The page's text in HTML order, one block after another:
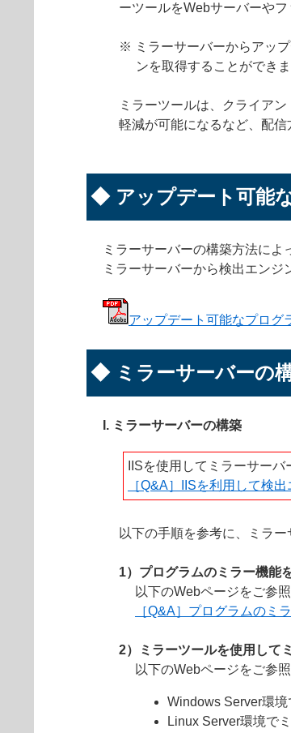
ーツールをWebサーバーや
※ ミラーサーバーからアッ
ンを取得することができ
ミラーツールは、クライア
軽減が可能になるなど、配信
◆ アップデート可能
ミラーサーバーの構築方法によ
ミラーサーバーから検出エン
アップデート可能なプログ
◆ ミラーサーバーの
I. ミラーサーバーの構築
IISを使用してミラーサー
［Q&A］IISを利用して検
以下の手順を参考に、ミラー
1）プログラムのミラー機能
以下のWebページをご参照
［Q&A］プログラムのミ
2）ミラーツールを使用して
以下のWebページをご参照
Windows Server環
Linux Server環境で